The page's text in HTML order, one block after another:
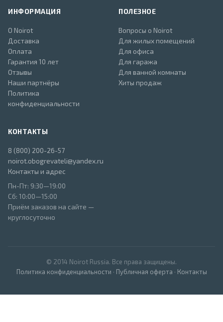
ИНФОРМАЦИЯ
О Noirot
Доставка
Оплата
Гарантия 10 лет
Отзывы
Наши партнёры
Политика
конфиденциальности
ПОЛЕЗНОЕ
Вопросы о Noirot
Для жилых помещений
Для офиса
Для гаража
Для ванной комнаты
Хиты продаж
КОНТАКТЫ
8 (800) 200-26-57
noirot.obogrevateli@yandex.ru
Контакты и адрес
Пн-Пт: 9:30—19:00
Сб: 10:00—15:00
Приём заказов на сайте —
круглосуточно
© 2014 Noirot Russia. Все права защищены.
Политика конфиденциальности · Публичная оферта · Контакты